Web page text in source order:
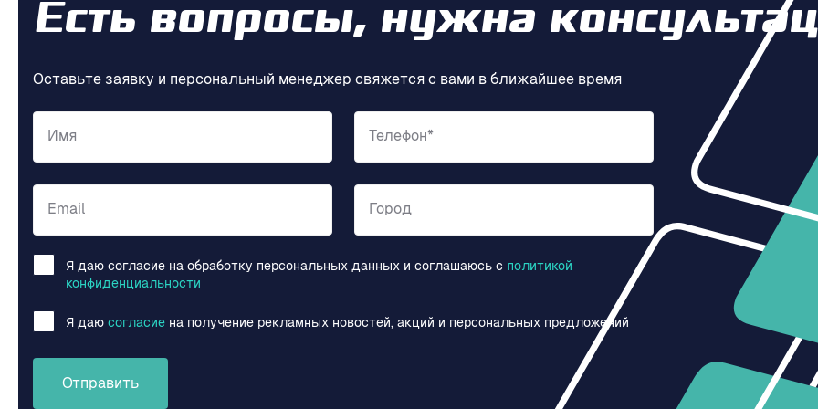
Есть вопросы, нужна
Оставьте заявку и персональный менеджер свяжется с вами в ближайшее время
Имя Телефон*
Email Город
Я даю согласие на обработку персональных данных и соглашаюсь c политикой
конфиденциальности
Я даю согласие на получение рекламных новостей, акций и персональных предложений
Отправить